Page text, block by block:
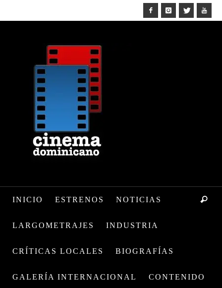
INICIO ESTRENOS NOTICIAS
LARGOMETRAJES INDUSTRIA
CRÍTICAS LOCALES BIOGRAFÍAS
GALERÍA INTERNACIONAL CONTENIDO